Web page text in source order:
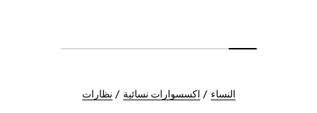
النساء اكسسوارات نسائية نظارات